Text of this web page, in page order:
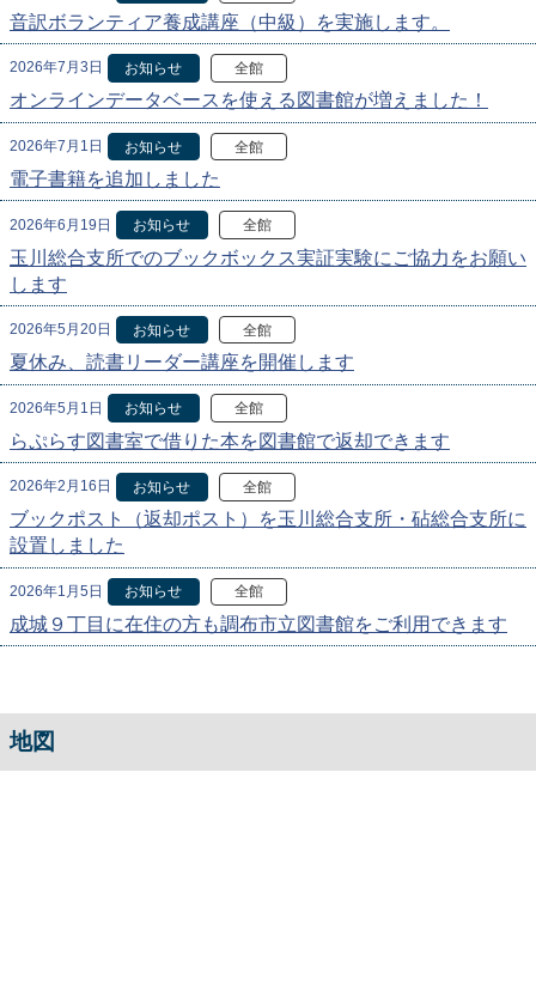
音訳ボランティア養成講座（中級）を実施します。
2026年7月3日 お知らせ 全館
オンラインデータベースを使える図書館が増えました！
2026年7月1日 お知らせ 全館
電子書籍を追加しました
2026年6月19日 お知らせ 全館
玉川総合支所でのブックボックス実証実験にご協力をお願い
します
2026年5月20日 お知らせ 全館
夏休み、読書リーダー講座を開催します
2026年5月1日 お知らせ 全館
らぷらす図書室で借りた本を図書館で返却できます
2026年2月16日 お知らせ 全館
ブックポスト（返却ポスト）を玉川総合支所・砧総合支所に
設置しました
2026年1月5日 お知らせ 全館
成城９丁目に在住の方も調布市立図書館をご利用できます
地図